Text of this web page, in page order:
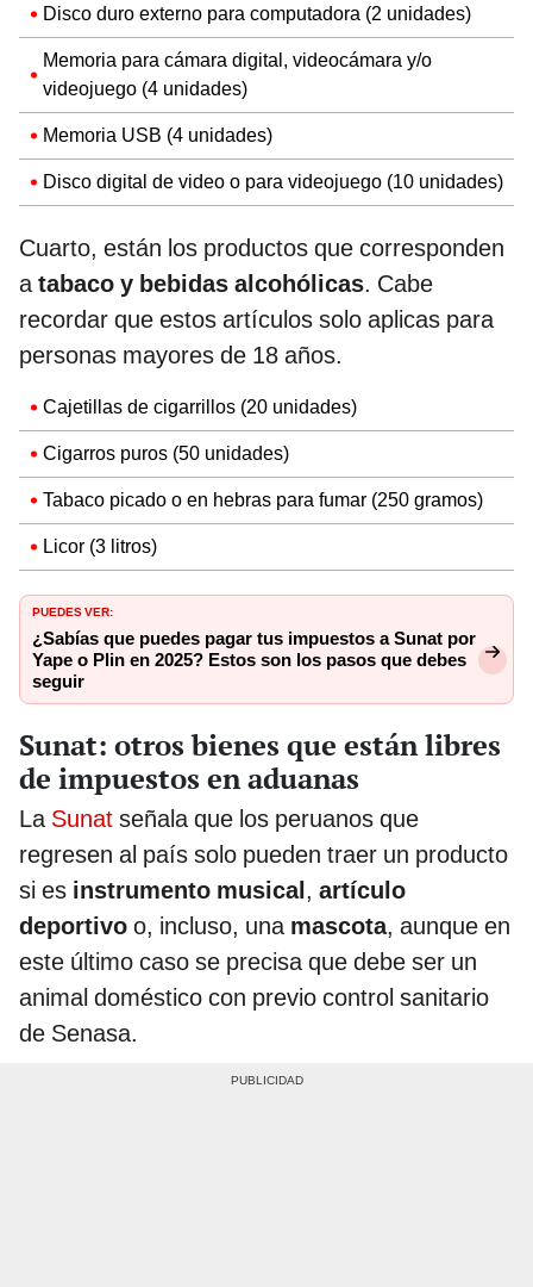
Disco duro externo para computadora (2 unidades)
Memoria para cámara digital, videocámara y/o
videojuego (4 unidades)
Memoria USB (4 unidades)
Disco digital de video o para videojuego (10 unidades)
Cuarto, están los productos que corresponden
atabaco y bebidas alcohólicas. Cabe
recordar que estos artículos solo aplicas para
personas mayores de 18 años.
Cajetillas de cigarrillos (20 unidades)
Cigarros puros (50 unidades)
Tabaco picado o en hebras para fumar (250 gramos)
Licor (3 litros)
PUEDES VER:
¿Sabías que puedes pagar tus impuestos a Sunat por
Yape o Plin en 2025? Estos son los pasos que debes
seguir
Sunat: otros bienes que están libres
de impuestos en aduanas
La Sunat señala que los peruanos que
regresen al país solo pueden traer un producto
si es instrumento musical, artículo
deportivo o, incluso, una mascota, aunque en
este último caso se precisa que debe ser un
animal doméstico con previo control sanitario
de Senasa.